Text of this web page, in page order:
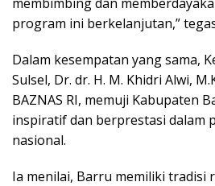
program ini berkelanjutan,”
Dalam kesempatan yang sama,
Sulsel, Dr. dr. H. M. Khidri Alwi,
BAZNAS RI, memuji Kabupaten
inspiratif dan berprestasi dalam
nasional.
Ia menilai, Barru memiliki tradisi